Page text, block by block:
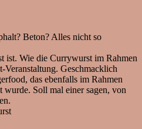
Beton? Alles nicht so
ist. Wie die Currywurst im Rahmen
Geschmacklich
das ebenfalls im Rahmen
wurde. Soll mal einer sagen, von